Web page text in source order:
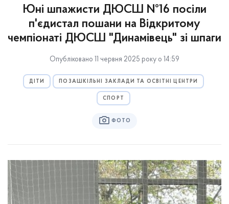
Юні шпажисти ДЮСШ №16 посіли
п'єдистал пошани на Відкритому
чемпіонаті ДЮСШ "Динамівець" зі шпаги
Опубліковано 11 червня 2025 року о 14:59
ДІТИ ПОЗАШКІЛЬНІ ЗАКЛАДИ ТА ОСВІТНІ ЦЕНТРИ
СПОРТ
ФОТО